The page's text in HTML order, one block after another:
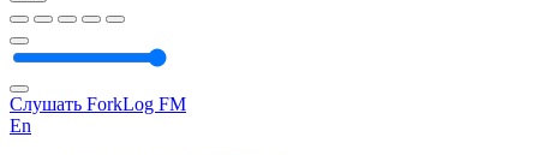
Слушать ForkLog FM
En